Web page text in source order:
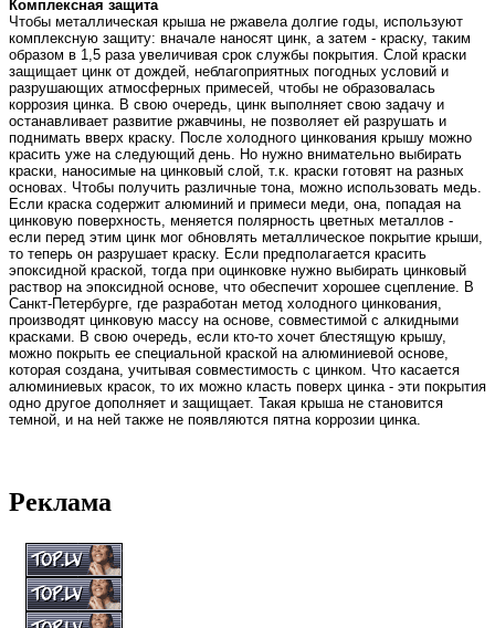
Комплексная защита
Чтобы металлическая крыша не ржавела долгие годы, используют
комплексную защиту: вначале наносят цинк, а затем - краску, таким
образом в 1,5 раза увеличивая срок службы покрытия. Слой краски
защищает цинк от дождей, неблагоприятных погодных условий и
разрушающих атмосферных примесей, чтобы не образовалась
коррозия цинка. В свою очередь, цинк выполняет свою задачу и
останавливает развитие ржавчины, не позволяет ей разрушать и
поднимать вверх краску. После холодного цинкования крышу можно
красить уже на следующий день. Но нужно внимательно выбирать
краски, наносимые на цинковый слой, т.к. краски готовят на разных
основах. Чтобы получить различные тона, можно использовать медь.
Если краска содержит алюминий и примеси меди, она, попадая на
цинковую поверхность, меняется полярность цветных металлов -
если перед этим цинк мог обновлять металлическое покрытие крыши,
то теперь он разрушает краску. Если предполагается красить
эпоксидной краской, тогда при оцинковке нужно выбирать цинковый
раствор на эпоксидной основе, что обеспечит хорошее сцепление. В
Санкт-Петербурге, где разработан метод холодного цинкования,
производят цинковую массу на основе, совместимой с алкидными
красками. В свою очередь, если кто-то хочет блестящую крышу,
можно покрыть ее специальной краской на алюминиевой основе,
которая создана, учитывая совместимость с цинком. Что касается
алюминиевых красок, то их можно класть поверх цинка - эти покрытия
одно другое дополняет и защищает. Такая крыша не становится
темной, и на ней также не появляются пятна коррозии цинка.
Реклама